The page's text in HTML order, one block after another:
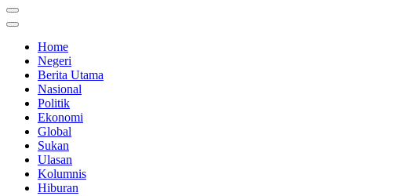
Home
Negeri
Berita Utama
Nasional
Politik
Ekonomi
Global
Sukan
Ulasan
Kolumnis
Hiburan